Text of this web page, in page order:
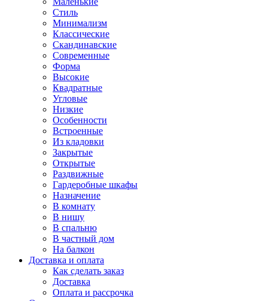
Стиль
Минимализм
Классические
Скандинавские
Современные
Форма
Высокие
Квадратные
Угловые
Низкие
Особенности
Встроенные
Из кладовки
Закрытые
Открытые
Раздвижные
Гардеробные шкафы
Назначение
В комнату
В нишу
В спальню
В частный дом
На балкон
Доставка и оплата
Как сделать заказ
Доставка
Оплата и рассрочка